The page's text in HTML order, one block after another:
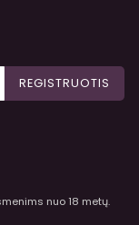
REGISTRUOTIS
nuo 18 metų.